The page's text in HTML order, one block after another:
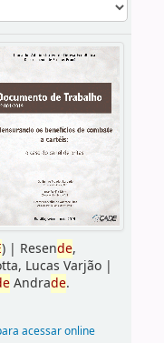
)| Resende,
Lucas Varjão|
Andrade.
acessar online